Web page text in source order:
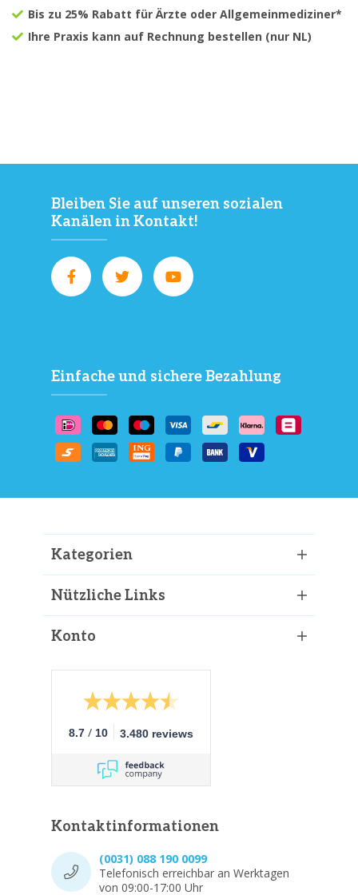
Bis zu 25% Rabatt für Ärzte oder Allgemeinmediziner*
Ihre Praxis kann auf Rechnung bestellen (nur NL)
Bleiben Sie auf unseren sozialen
Kanälen in Kontakt!
Einfache und sichere Bezahlung
Kategorien
Nützliche Links
Konto
8.7 / 10 3.480 reviews
Kontaktinformationen
(0031) 088 190 0099
Telefonisch erreichbar an Werktagen
von 09:00-17:00 Uhr